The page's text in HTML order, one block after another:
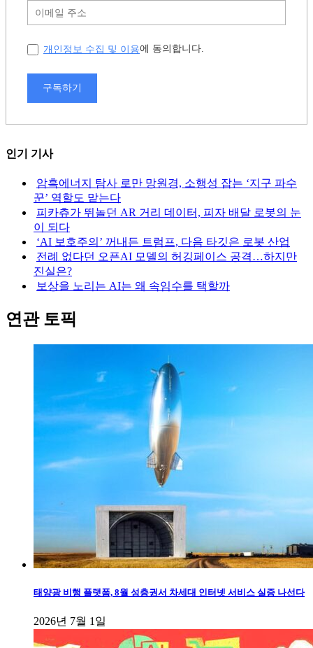
개인정보 수집 및 이용에 동의합니다.
구독하기
인기 기사
암흑에너지 탐사 로만 망원경, 소행성 잡는 ‘지구 파수
꾼’ 역할도 맡는다
피카츄가 뛰놀던 AR 거리 데이터, 피자 배달 로봇의 눈
이 되다
‘AI 보호주의’ 꺼내든 트럼프, 다음 타깃은 로봇 산업
전례 없다던 오픈AI 모델의 허깅페이스 공격…하지만
진실은?
보상을 노리는 AI는 왜 속임수를 택할까
연관 토픽
태양광 비행 플랫폼, 8월 성층권서 차세대 인터넷 서비스 실증 나선다
2026년 7월 1일